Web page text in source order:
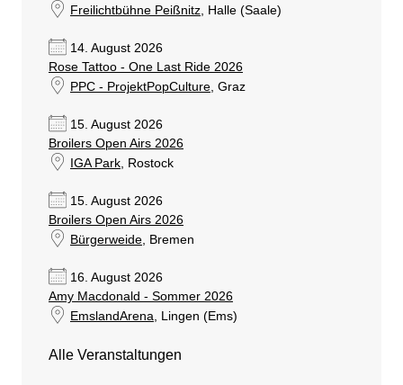
Freilichtbühne Peißnitz, Halle (Saale)
14. August 2026
Rose Tattoo - One Last Ride 2026
PPC - ProjektPopCulture, Graz
15. August 2026
Broilers Open Airs 2026
IGA Park, Rostock
15. August 2026
Broilers Open Airs 2026
Bürgerweide, Bremen
16. August 2026
Amy Macdonald - Sommer 2026
EmslandArena , Lingen (Ems)
Alle Veranstaltungen